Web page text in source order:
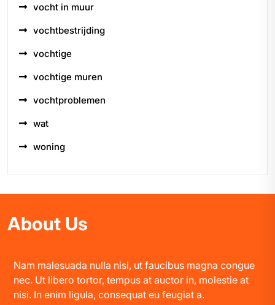
vocht in muur
vochtbestrijding
vochtige
vochtige muren
vochtproblemen
wat
woning
About Us
Nam malesuada nulla nisi, ut faucibus magna congue
nec. Ut libero tortor, tempus at auctor in, molestie at
nisi. In enim ligula, consequat eu feugiat a.